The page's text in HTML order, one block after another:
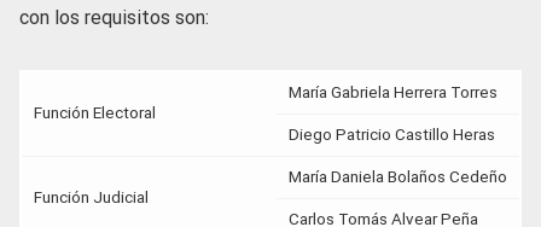
con los requisitos son:
Función Electoral
María Gabriela Herrera Torres
Diego Patricio Castillo Heras
Función Judicial
María Daniela Bolaños Cedeño
Carlos Tomás Alvear Peña